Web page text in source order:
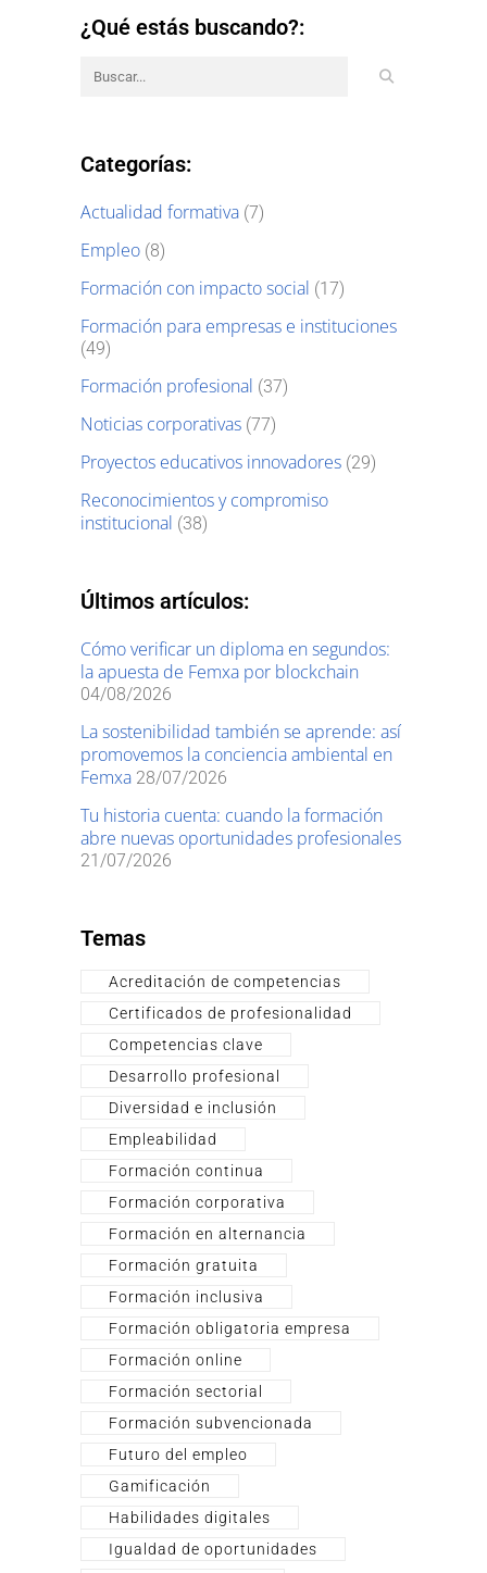
¿Qué estás buscando?:
Categorías:
Actualidad formativa (7)
Empleo (8)
Formación con impacto social (17)
Formación para empresas e instituciones
(49)
Formación profesional (37)
Noticias corporativas (77)
Proyectos educativos innovadores (29)
Reconocimientos y compromiso
institucional (38)
Últimos artículos:
Cómo verificar un diploma en segundos:
la apuesta de Femxa por blockchain
04/08/2026
La sostenibilidad también se aprende: así
promovemos la conciencia ambiental en
Femxa 28/07/2026
Tu historia cuenta: cuando la formación
abre nuevas oportunidades profesionales
21/07/2026
Temas
Acreditación de competencias
Certificados de profesionalidad
Competencias clave
Desarrollo profesional
Diversidad e inclusión
Empleabilidad
Formación continua
Formación corporativa
Formación en alternancia
Formación gratuita
Formación inclusiva
Formación obligatoria empresa
Formación online
Formación sectorial
Formación subvencionada
Futuro del empleo
Gamificación
Habilidades digitales
Igualdad de oportunidades